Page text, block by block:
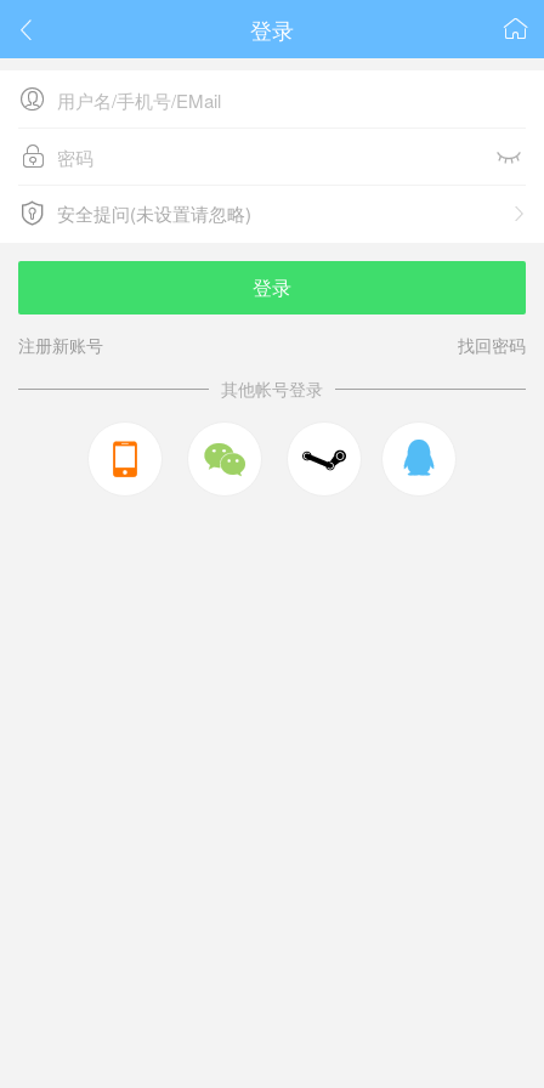
 
登录

 
 
安全提问(未设置请忽略)
安全提问(未设置请忽略)
登录
注册新账号
找回密码
其他帐号登录
  